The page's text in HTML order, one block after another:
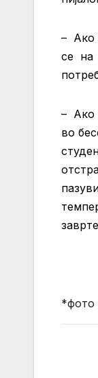
– Ако
се на
– Ако
во
*фото